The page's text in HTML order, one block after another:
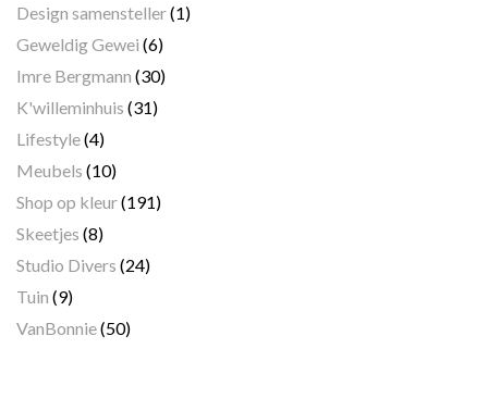
Design samensteller(1)
Geweldig Gewei (6)
Imre Bergmann (30)
K'willeminhuis (31)
Lifestyle(4)
Meubels (10)
Shop op kleur(191)
Skeetjes (8)
Studio Divers (24)
Tuin (9)
VanBonnie(50)